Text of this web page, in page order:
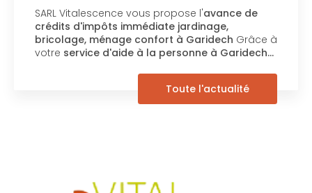
SARL Vitalescence vous propose l' avance de
crédits d'impôts immédiate jardinage,
bricolage, ménage confort à GaridechGrâce à
votreservice d'aide à la personne à Garidech…
Toute l'actualité